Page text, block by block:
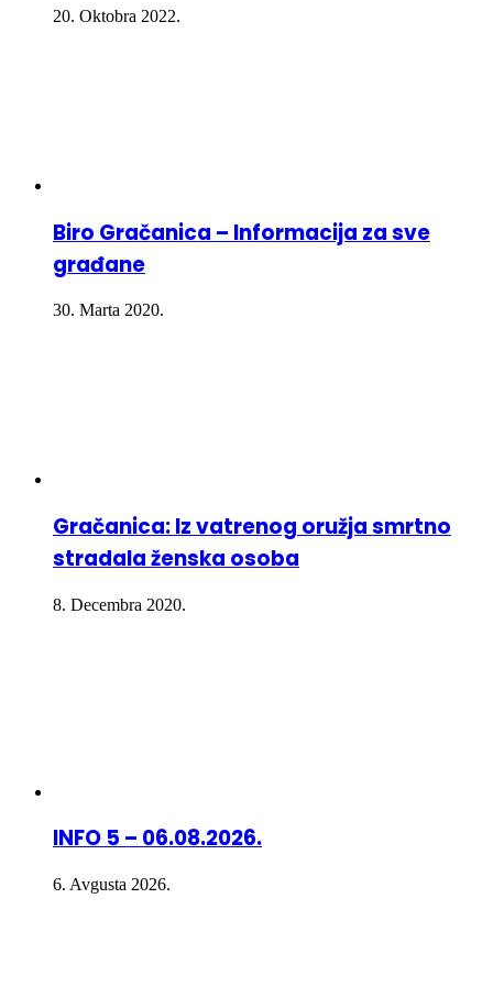
20. Oktobra 2022.
Biro Gračanica – Informacija za sve
građane
30. Marta 2020.
Gračanica: Iz vatrenog oružja smrtno
stradala ženska osoba
8. Decembra 2020.
INFO 5 – 06.08.2026.
6. Avgusta 2026.